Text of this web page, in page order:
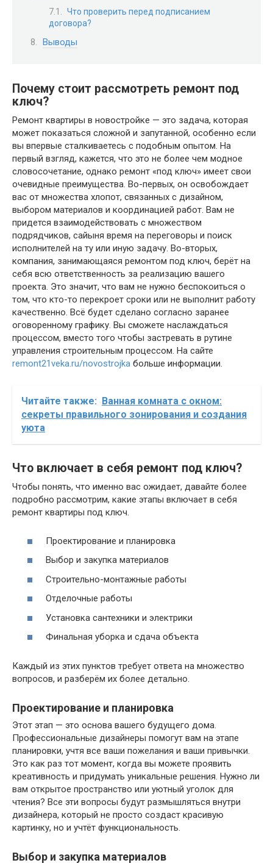
Что проверить перед подписанием
договора?
Выводы
Почему стоит рассмотреть ремонт под
ключ?
Ремонт квартиры в новостройке — это задача, которая
может показаться сложной и запутанной, особенно если
вы впервые сталкиваетесь с подобным опытом. На
первый взгляд, кажется, что это не более чем модное
словосочетание, однако ремонт «под ключ» имеет свои
очевидные преимущества. Во-первых, он освобождает
вас от множества хлопот, связанных с дизайном,
выбором материалов и координацией работ. Вам не
придется взаимодействовать с множеством
подрядчиков, сайыня время на переговоры и поиск
исполнителей на ту или иную задачу. Во-вторых,
компания, занимающаяся ремонтом под ключ, берёт на
себя всю ответственность за реализацию вашего
проекта. Это значит, что вам не нужно беспокоиться о
том, что кто-то перекроет сроки или не выполнит работу
качественно. Всё будет сделано согласно заранее
оговоренному графику. Вы сможете наслаждаться
процессом, вместо того чтобы застревать в рутине
управления строительным процессом. На сайте
remont21veka.ru/novostrojka больше информации.
Читайте также: Ванная комната с окном:
секреты правильного зонирования и создания
уюта
Что включает в себя ремонт под ключ?
Чтобы понять, что именно вас ожидает, давайте более
подробно рассмотрим, какие этапы включает в себя
ремонт квартиры под ключ.
Проектирование и планировка
Выбор и закупка материалов
Строительно-монтажные работы
Отделочные работы
Установка сантехники и электрики
Финальная уборка и сдача объекта
Каждый из этих пунктов требует ответа на множество
вопросов, и разберём их более детально.
Проектирование и планировка
Этот этап — это основа вашего будущего дома.
Профессиональные дизайнеры помогут вам на этапе
планировки, учтя все ваши пожелания и ваши привычки.
Это как раз тот момент, когда вы можете проявить
креативность и придумать уникальные решения. Нужно ли
вам открытое пространство или уютный уголок для
чтения? Все эти вопросы будут размышляться внутри
дизайнера, который не просто создаст красивую
картинку, но и учтёт функциональность.
Выбор и закупка материалов